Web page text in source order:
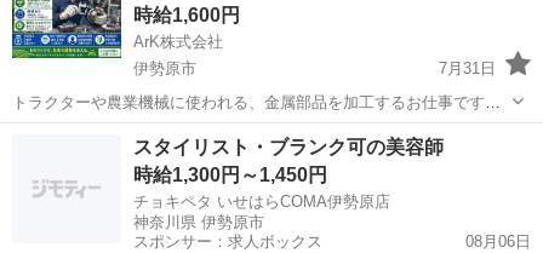
時給1,600円
ArK株式会社
伊勢原市
7月31日
トラクターや農業機械に使われる、金属部品を加工するお仕事です。
最初は部品のセットや完成品の確認など、簡単な補助作業から始めま
す。 仕事内容 ...
工場
スタイリスト・ブランク可の美容師
時給1,300円～1,450円
チョキペタ いせはらCOMA伊勢原店
神奈川県 伊勢原市
スポンサー：求人ボックス
08月06日